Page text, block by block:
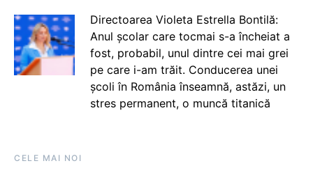
Directoarea Violeta Estrella Bontilă:
Anul școlar care tocmai s-a încheiat a
fost, probabil, unul dintre cei mai grei
pe care i-am trăit. Conducerea unei
școli în România înseamnă, astăzi, un
stres permanent, o muncă titanică
CELE MAI NOI